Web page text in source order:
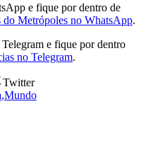
e fique por dentro de
do Metrópoles no WhatsApp.
e fique por dentro
no Telegram.
Twitter
,Mundo